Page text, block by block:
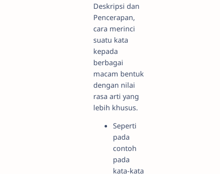
Deskripsi dan
Pencerapan,
cara merinci
suatu kata
kepada
berbagai
macam bentuk
dengan nilai
rasa arti yang
lebih khusus.
Seperti
pada
contoh
pada
kata-kata